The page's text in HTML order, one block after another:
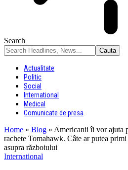
Search
Actualitate
Politic
Social
International
Medical
Comunicate de presa
Home » Blog » Americanii îi vor ajuta
rachete Tomahawk. Câte ar putea
asupra războiului
International